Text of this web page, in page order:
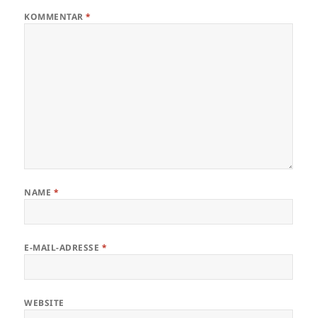
KOMMENTAR*
NAME *
E-MAIL-ADRESSE *
WEBSITE